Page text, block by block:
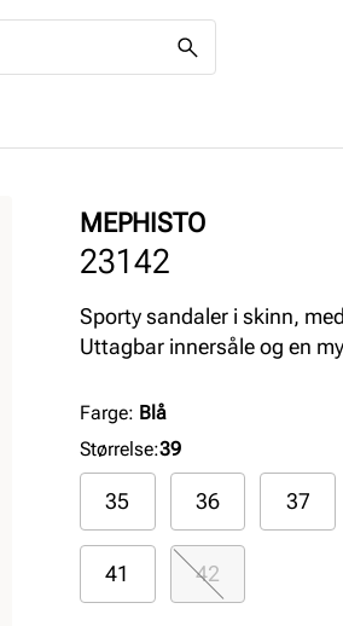
MEPHISTO
23142
Sporty sandaler i skinn,
Uttagbar innersåle og en
Farge: Blå
Størrelse:39
35 36 37
41 42